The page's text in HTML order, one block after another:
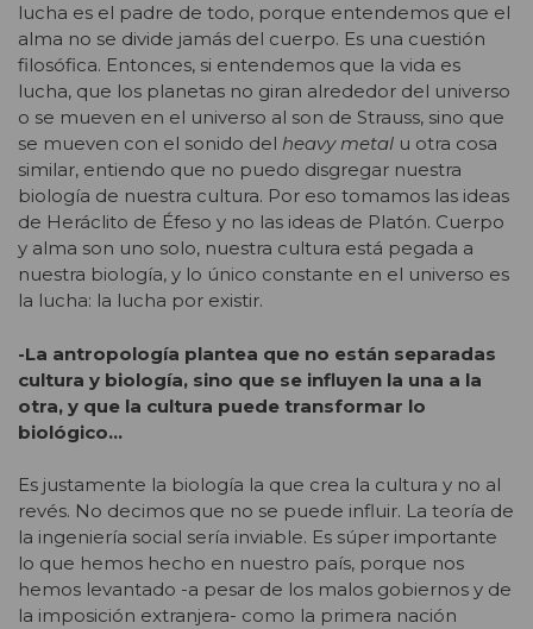
lucha es el padre de todo, porque entendemos que el
alma no se divide jamás del cuerpo. Es una cuestión
filosófica. Entonces, si entendemos que la vida es
lucha, que los planetas no giran alrededor del universo
o se mueven en el universo al son de Strauss, sino que
se mueven con el sonido del heavy metal u otra cosa
similar, entiendo que no puedo disgregar nuestra
biología de nuestra cultura. Por eso tomamos las ideas
de Heráclito de Éfeso y no las ideas de Platón. Cuerpo
y alma son uno solo, nuestra cultura está pegada a
nuestra biología, y lo único constante en el universo es
la lucha: la lucha por existir.
-La antropología plantea que no están separadas
cultura y biología, sino que se influyen la una a la
otra, y que la cultura puede transformar lo
biológico…
Es justamente la biología la que crea la cultura y no al
revés. No decimos que no se puede influir. La teoría de
la ingeniería social sería inviable. Es súper importante
lo que hemos hecho en nuestro país, porque nos
hemos levantado -a pesar de los malos gobiernos y de
la imposición extranjera- como la primera nación